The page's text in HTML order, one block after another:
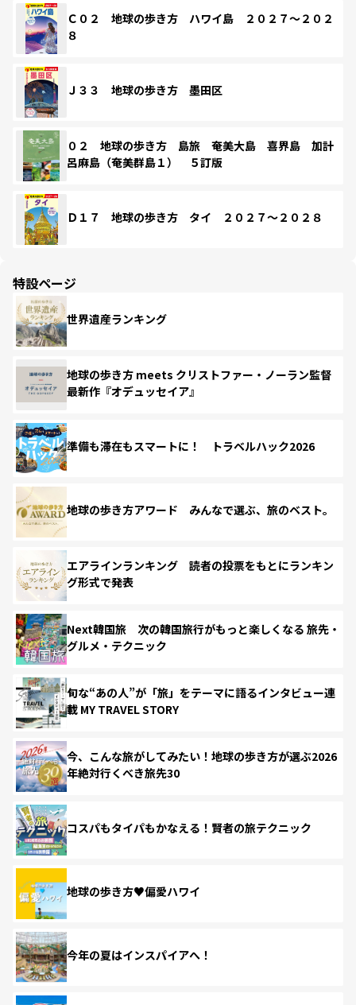
Ｃ０２ 地球の歩き方 ハワイ島 ２０２７～２０２
８
Ｊ３３ 地球の歩き方 墨田区
０２ 地球の歩き方 島旅 奄美大島 喜界島 加計
呂麻島（奄美群島１） ５訂版
Ｄ１７ 地球の歩き方 タイ ２０２７～２０２８
特設ページ
世界遺産ランキング
地球の歩き方 meets クリストファー・ノーラン監督
最新作『オデュッセイア』
準備も滞在もスマートに！ トラベルハック2026
地球の歩き方アワード みんなで選ぶ、旅のベスト。
エアラインランキング 読者の投票をもとにランキン
グ形式で発表
Next韓国旅 次の韓国旅行がもっと楽しくなる 旅先・
グルメ・テクニック
旬な“あの人”が「旅」をテーマに語るインタビュー連
載 MY TRAVEL STORY
今、こんな旅がしてみたい！地球の歩き方が選ぶ2026
年絶対行くべき旅先30
コスパもタイパもかなえる！賢者の旅テクニック
地球の歩き方♥偏愛ハワイ
今年の夏はインスパイアへ！